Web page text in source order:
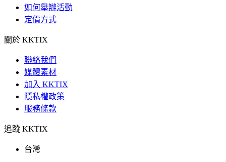
如何舉辦活動
定價方式
關於 KKTIX
聯絡我們
媒體素材
加入 KKTIX
隱私權政策
服務條款
追蹤 KKTIX
台灣